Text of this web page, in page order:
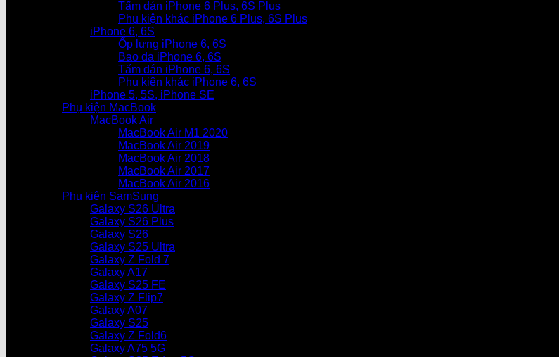
Tấm dán iPhone 6 Plus, 6S Plus
Phụ kiện khác iPhone 6 Plus, 6S Plus
iPhone 6, 6S
Ốp lưng iPhone 6, 6S
Bao da iPhone 6, 6S
Tấm dán iPhone 6, 6S
Phụ kiện khác iPhone 6, 6S
iPhone 5, 5S, iPhone SE
Phụ kiện MacBook
MacBook Air
MacBook Air M1 2020
MacBook Air 2019
MacBook Air 2018
MacBook Air 2017
MacBook Air 2016
Phụ kiện SamSung
Galaxy S26 Ultra
Galaxy S26 Plus
Galaxy S26
Galaxy S25 Ultra
Galaxy Z Fold 7
Galaxy A17
Galaxy S25 FE
Galaxy Z Flip7
Galaxy A07
Galaxy S25
Galaxy Z Fold6
Galaxy A75 5G